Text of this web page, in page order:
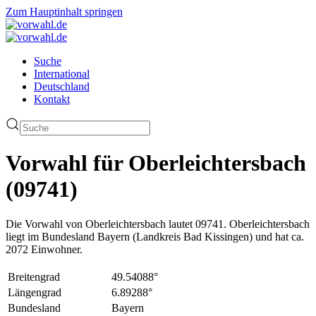
Zum Hauptinhalt springen
Suche
International
Deutschland
Kontakt
Vorwahl für Oberleichtersbach
(09741)
Die Vorwahl von Oberleichtersbach lautet 09741. Oberleichtersbach
liegt im Bundesland Bayern (Landkreis Bad Kissingen) und hat ca.
2072 Einwohner.
Breitengrad
49.54088°
Längengrad
6.89288°
Bundesland
Bayern